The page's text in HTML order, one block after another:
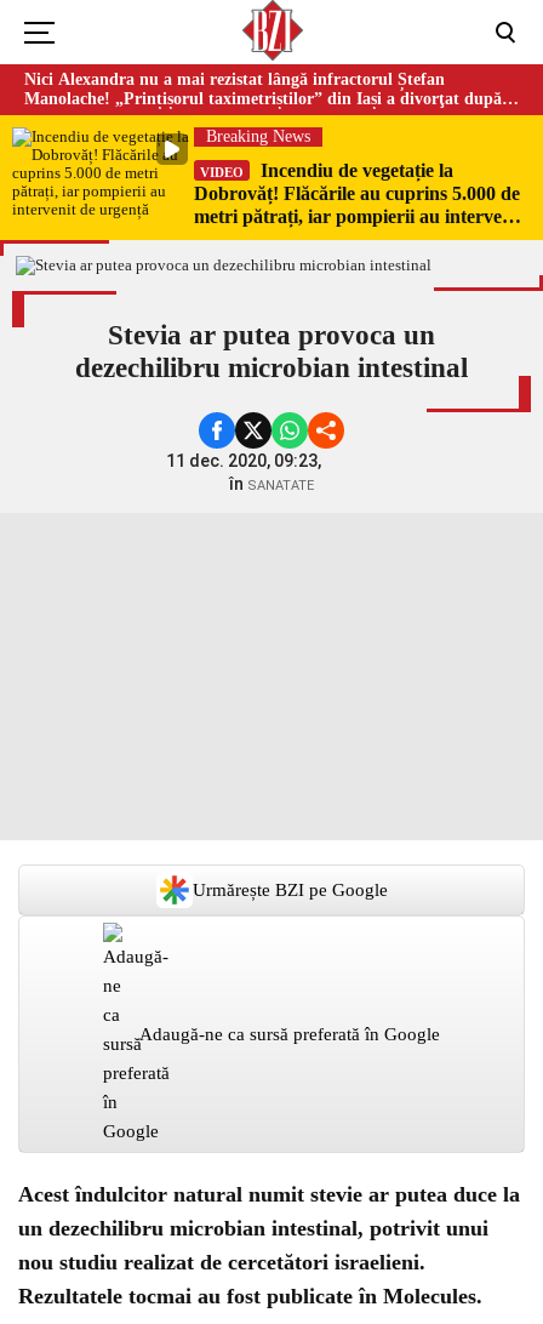
Nici Alexandra nu a mai rezistat lângă infractorul Ștefan
Manolache! „Prințișorul taximetriștilor” din Iași a divorţat după
doi ani de căsnicie
Breaking News
VIDEO
Incendiu de vegetație la
Dobrovăț! Flăcările au cuprins 5.000 de
metri pătrați, iar pompierii au intervenit
de urgență
Stevia ar putea provoca un
dezechilibru microbian intestinal
11 dec. 2020, 09:23,
în SANATATE
Urmărește BZI pe Google
Adaugă-ne ca sursă preferată în Google
Acest îndulcitor natural numit stevie ar putea duce la
un dezechilibru microbian intestinal, potrivit unui
nou studiu realizat de cercetători israelieni.
Rezultatele tocmai au fost publicate în Molecules.